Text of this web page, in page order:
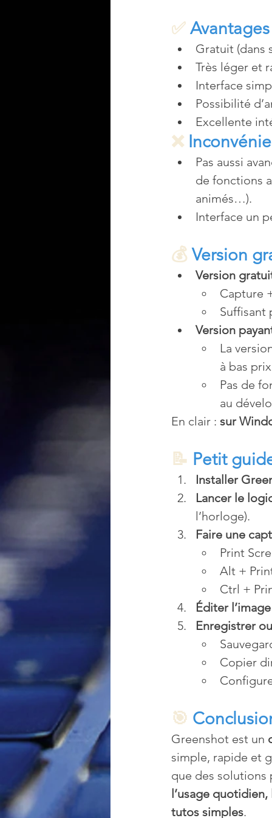
✅ Avantages
Gratuit (dans
Très léger et
Interface
Possibilité
Excellente
❌
Pas aussi
de fonctions
animés…).
Interface un
💰 Version
Version
Capture
Suffisant
Version
La
à bas
Pas de
au
En clair : sur
📝 Petit
Installer
Lancer le
l’horloge).
Faire une
Print
Alt +
Ctrl +
Éditer l’image
Enregistrer
Copier
🎯
Greenshot est un
simple, rapide et
que des solutions
l’usage
tutos simples.